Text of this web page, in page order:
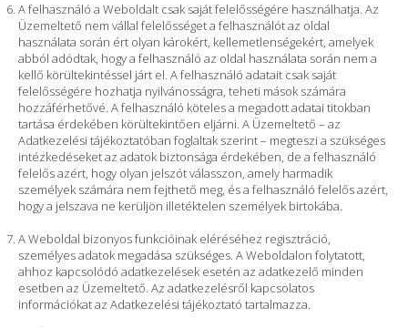
A felhasználó a Weboldalt csak saját felelősségére használhatja. Az
Üzemeltető nem vállal felelősséget a felhasználót az oldal
használata során ért olyan károkért, kellemetlenségekért, amelyek
abból adódtak, hogy a felhasználó az oldal használata során nem a
kellő körültekintéssel járt el. A felhasználó adatait csak saját
felelősségére hozhatja nyilvánosságra, teheti mások számára
hozzáférhetővé. A felhasználó köteles a megadott adatai titokban
tartása érdekében körültekintően eljárni. A Üzemeltető – az
Adatkezelési tájékoztatóban foglaltak szerint – megteszi a szükséges
intézkedéseket az adatok biztonsága érdekében, de a felhasználó
felelős azért, hogy olyan jelszót válasszon, amely harmadik
személyek számára nem fejthető meg, és a felhasználó felelős azért,
hogy a jelszava ne kerüljön illetéktelen személyek birtokába.
A Weboldal bizonyos funkcióinak eléréséhez regisztráció,
személyes adatok megadása szükséges. A Weboldalon folytatott,
ahhoz kapcsolódó adatkezelések esetén az adatkezelő minden
esetben az Üzemeltető. Az adatkezelésről kapcsolatos
információkat az Adatkezelési tájékoztató tartalmazza.